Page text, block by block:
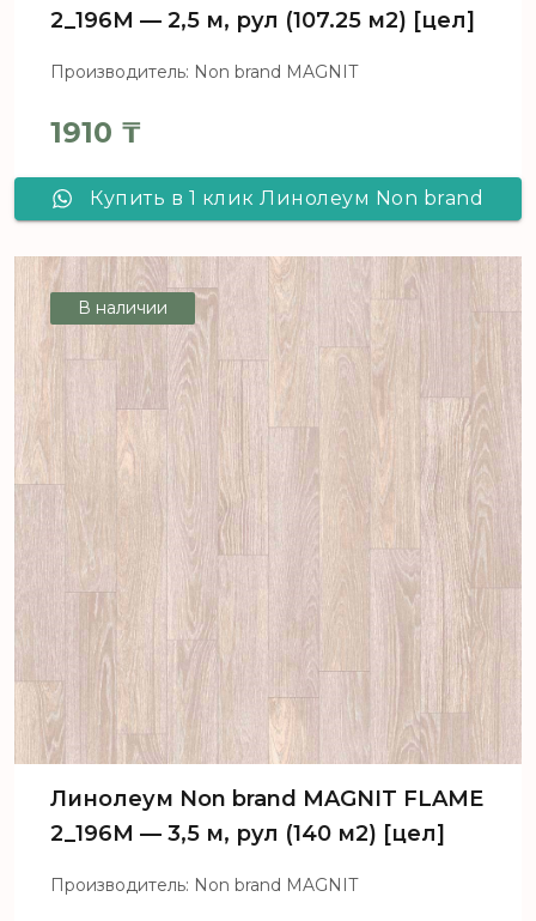
2_196M — 2,5 м, рул (107.25 м2) [цел]
Производитель: Non brand MAGNIT
1910 ₸
Купить в 1 клик Линолеум Non brand
(107.25 м2) [цел]
В наличии
Линолеум Non brand MAGNIT FLAME
2_196M — 3,5 м, рул (140 м2) [цел]
Производитель: Non brand MAGNIT